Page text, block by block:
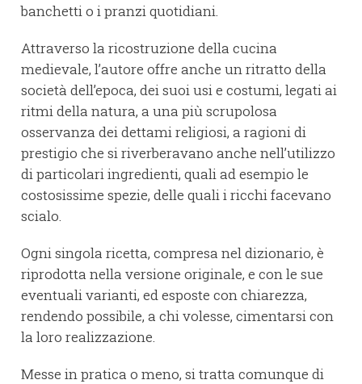
banchetti o i pranzi quotidiani.
Attraverso la ricostruzione della cucina
medievale, l’autore offre anche un ritratto della
società dell’epoca, dei suoi usi e costumi, legati ai
ritmi della natura, a una più scrupolosa
osservanza dei dettami religiosi, a ragioni di
prestigio che si riverberavano anche nell’utilizzo
di particolari ingredienti, quali ad esempio le
costosissime spezie, delle quali i ricchi facevano
scialo.
Ogni singola ricetta, compresa nel dizionario, è
riprodotta nella versione originale, e con le sue
eventuali varianti, ed esposte con chiarezza,
rendendo possibile, a chi volesse, cimentarsi con
la loro realizzazione.
Messe in pratica o meno, si tratta comunque di